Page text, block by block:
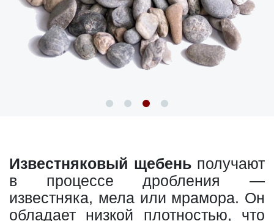
Известняковый щебеньполучают
в процессе дробления —
известняка, мела или мрамора. Он
обладает низкой плотностью, что